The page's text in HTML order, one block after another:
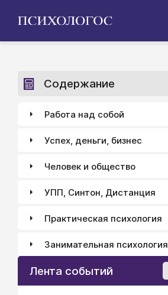
Содержание
Работа над собой
Успех, деньги, бизнес
Человек и общество
УПП, Синтон, Дистанция
Практическая психология
Занимательная психология
Лента событий